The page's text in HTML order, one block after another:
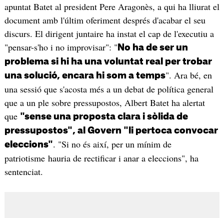
apuntat Batet al president Pere Aragonès, a qui ha lliurat el
document amb l'últim oferiment després d'acabar el seu
discurs. El dirigent juntaire ha instat el cap de l'executiu a
"pensar-s'ho i no improvisar": " No ha de ser un
problema si hi ha una voluntat real per trobar
una solució, encara hi som a temps". Ara bé, en
una sessió que s'acosta més a un debat de política general
que a un ple sobre pressupostos, Albert Batet ha alertat
que "sense una proposta clara i sòlida de
pressupostos", al Govern "li pertoca convocar
eleccions". "Si no és així, per un mínim de
patriotisme hauria de rectificar i anar a eleccions", ha
sentenciat.